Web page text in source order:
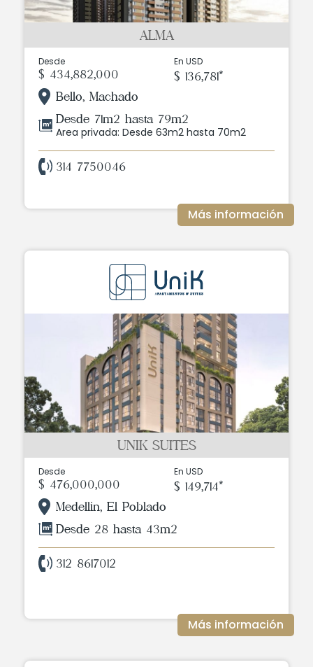
ALMA
Desde
$ 434,882,000
En USD
$ 136,781*
Bello, Machado
Desde 71m2 hasta 79m2
Area privada: Desde 63m2 hasta 70m2
314 7750046
Más información
UNIK SUITES
Desde
$ 476,000,000
En USD
$ 149,714*
Medellin, El Poblado
Desde 28 hasta 43m2
312 8617012
Más información